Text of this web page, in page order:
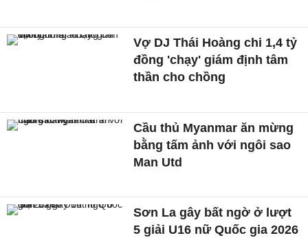
Vợ DJ Thái Hoàng chi 1,4 tỷ
đồng 'chạy' giám định tâm
thần cho chồng
Cầu thủ Myanmar ăn mừng
bằng tấm ảnh với ngôi sao
Man Utd
Sơn La gây bất ngờ ở lượt
5 giải U16 nữ Quốc gia 2026